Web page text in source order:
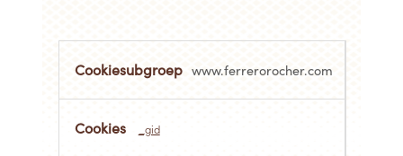
cookies
www.ferrerorocher.com
_gid